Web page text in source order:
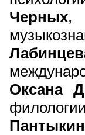
Черных,
Оксана